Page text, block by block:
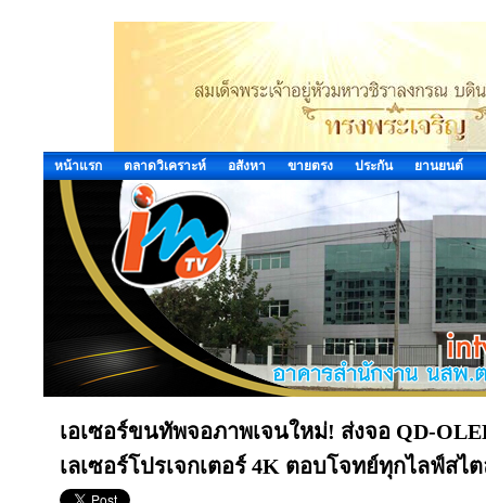
หน้าแรก ตลาดวิเคราะห์ อสังหา ขายตรง ประกัน ยานยนต์
เอเซอร์ขนทัพจอภาพเจนใหม่! ส่งจอ QD-
เลเซอร์โปรเจกเตอร์ 4K ตอบโจทย์ทุกไลฟ์สไ